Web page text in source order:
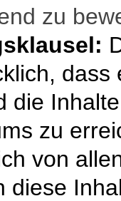
zu
die
zu
von
diese